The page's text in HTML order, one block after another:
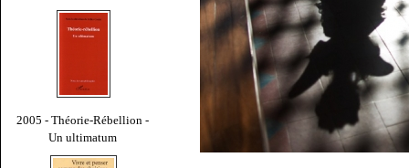
2005 - Théorie-Rébellion -
Un ultimatum